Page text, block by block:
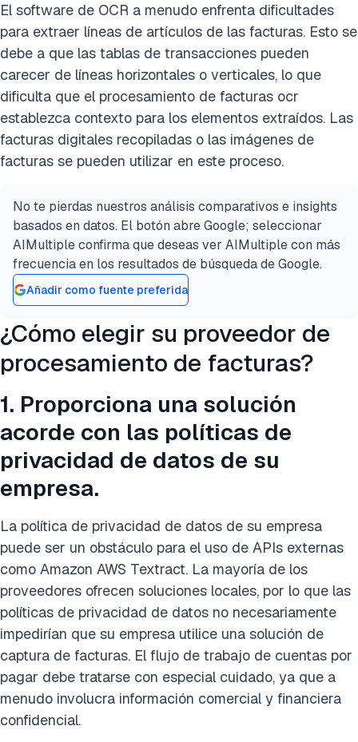
El software de OCR a menudo enfrenta dificultades
para extraer líneas de artículos de las facturas. Esto se
debe a que las tablas de transacciones pueden
carecer de líneas horizontales o verticales, lo que
dificulta que el procesamiento de facturas ocr
establezca contexto para los elementos extraídos. Las
facturas digitales recopiladas o las imágenes de
facturas se pueden utilizar en este proceso.
No te pierdas nuestros análisis comparativos e insights
basados en datos. El botón abre Google; seleccionar
AIMultiple confirma que deseas ver AIMultiple con más
frecuencia en los resultados de búsqueda de Google.
Añadir como fuente preferida
¿Cómo elegir su proveedor de
procesamiento de facturas?
1. Proporciona una solución
acorde con las políticas de
privacidad de datos de su
empresa.
La política de privacidad de datos de su empresa
puede ser un obstáculo para el uso de APIs externas
como Amazon AWS Textract. La mayoría de los
proveedores ofrecen soluciones locales, por lo que las
políticas de privacidad de datos no necesariamente
impedirían que su empresa utilice una solución de
captura de facturas. El flujo de trabajo de cuentas por
pagar debe tratarse con especial cuidado, ya que a
menudo involucra información comercial y financiera
confidencial.